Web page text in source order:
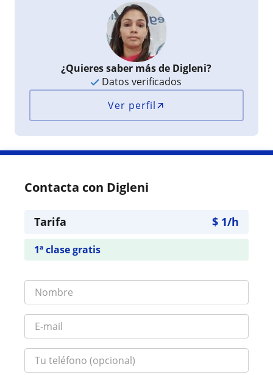
¿Quieres saber más de Digleni?
Datos verificados
Ver perfil
Contacta con Digleni
Tarifa $ 1/h
1ª clase gratis